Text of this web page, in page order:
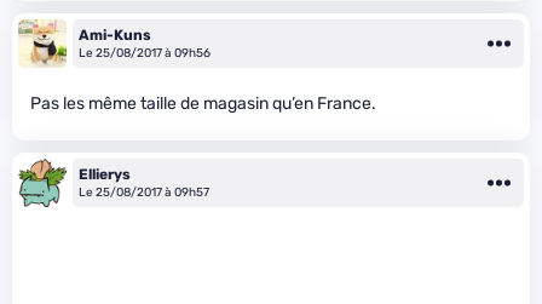
Ami-Kuns
Le 25/08/2017 à 09h56
Pas les même taille de magasin qu’en France.
Ellierys
Le 25/08/2017 à 09h57